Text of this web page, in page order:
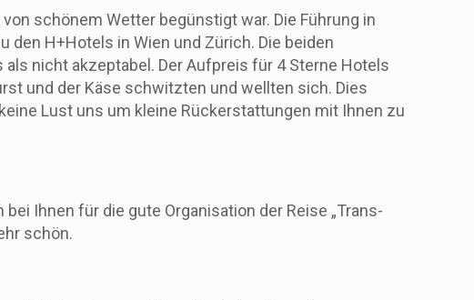
schönem Wetter begünstigt war. Die Führung in
H+Hotels in Wien und Zürich. Die beiden
nicht akzeptabel. Der Aufpreis für 4 Sterne Hotels
und der Käse schwitzten und wellten sich. Dies
Lust uns um kleine Rückerstattungen mit Ihnen zu
Ihnen für die gute Organisation der Reise „Trans-
schön.